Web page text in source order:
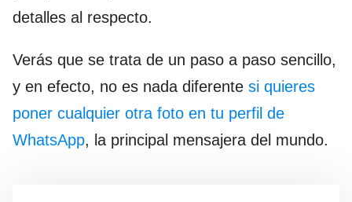
detalles al respecto.
Verás que se trata de un paso a paso sencillo,
y en efecto, no es nada diferente si quieres
poner cualquier otra foto en tu perfil de
WhatsApp, la principal mensajera del mundo.